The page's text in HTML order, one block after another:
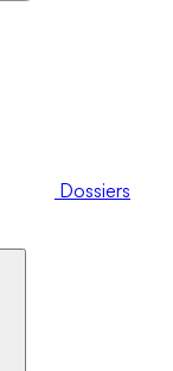
Dossiers